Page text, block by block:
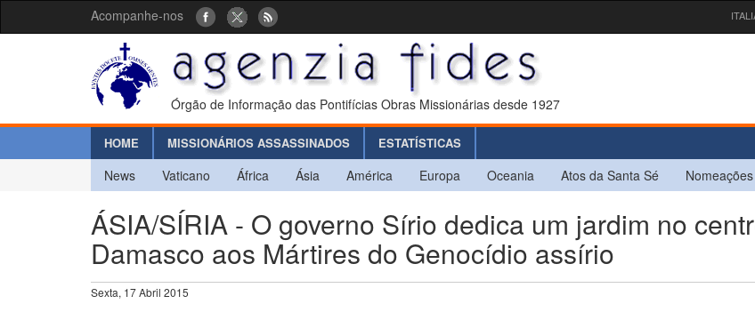
Acompanhe-nos
Órgão de Informação das Pontifícias Obras Missionárias desde 1927
HOME MISSIONÁRIOS ASSASSINADOS ESTATÍSTICAS
News Vaticano África Ásia América Europa Oceania Atos da Santa Sé Nomeações
ÁSIA/SÍRIA - O governo Sírio dedica um jardim no
Damasco aos Mártires do Genocídio assírio
Sexta, 17 Abril 2015